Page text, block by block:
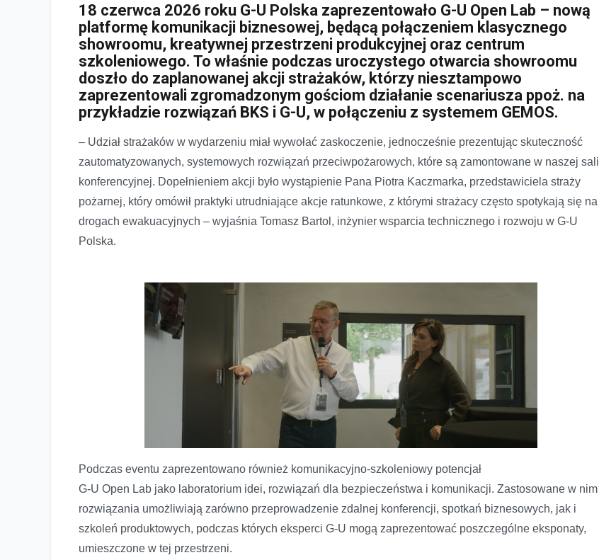
18 czerwca 2026 roku G-U Polska zaprezentowało G-U Open Lab – nową
platformę komunikacji biznesowej, będącą połączeniem klasycznego
showroomu, kreatywnej przestrzeni produkcyjnej oraz centrum
szkoleniowego. To właśnie podczas uroczystego otwarcia showroomu
doszło do zaplanowanej akcji strażaków, którzy niesztampowo
zaprezentowali zgromadzonym gościom działanie scenariusza ppoż. na
przykładzie rozwiązań BKS i G-U, w połączeniu z systemem GEMOS.
– Udział strażaków w wydarzeniu miał wywołać zaskoczenie, jednocześnie prezentując skuteczność
zautomatyzowanych, systemowych rozwiązań przeciwpożarowych, które są zamontowane w naszej sali
konferencyjnej. Dopełnieniem akcji było wystąpienie Pana Piotra Kaczmarka, przedstawiciela straży
pożarnej, który omówił praktyki utrudniające akcje ratunkowe, z którymi strażacy często spotykają się na
drogach ewakuacyjnych – wyjaśnia Tomasz Bartol, inżynier wsparcia technicznego i rozwoju w G-U
Polska.
Podczas eventu zaprezentowano również komunikacyjno-szkoleniowy potencjał
G-U Open Lab jako laboratorium idei, rozwiązań dla bezpieczeństwa i komunikacji. Zastosowane w nim
rozwiązania umożliwiają zarówno przeprowadzenie zdalnej konferencji, spotkań biznesowych, jak i
szkoleń produktowych, podczas których eksperci G-U mogą zaprezentować poszczególne eksponaty,
umieszczone w tej przestrzeni.